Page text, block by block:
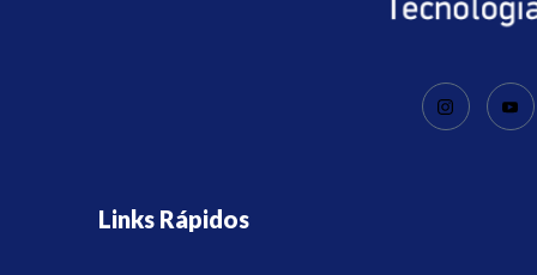
Links Rápidos